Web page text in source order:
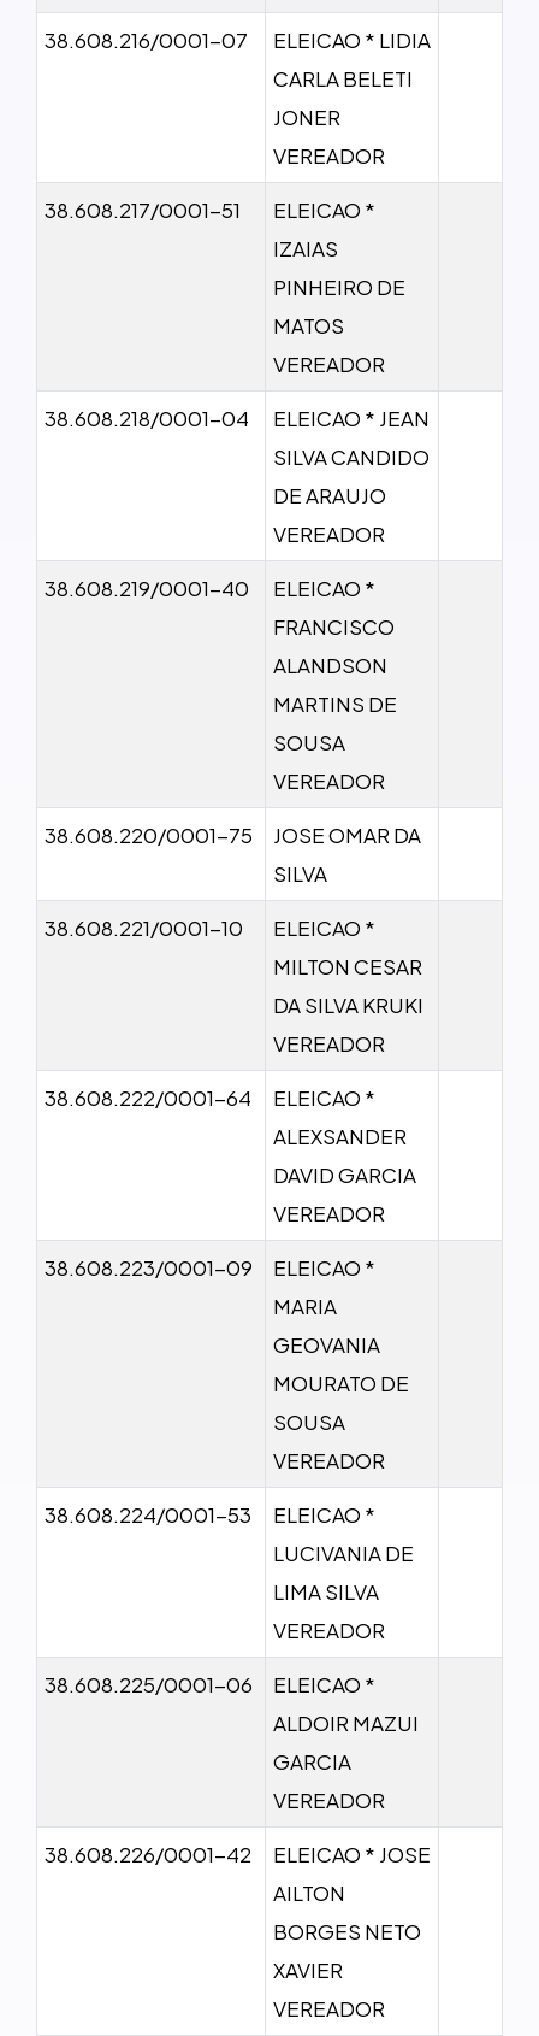
38.608.216/0001-07
ELEICAO * LIDIA
CARLA BELETI
JONER
VEREADOR
38.608.217/0001-51
ELEICAO *
IZAIAS
PINHEIRO DE
MATOS
VEREADOR
38.608.218/0001-04
ELEICAO * JEAN
SILVA CANDIDO
DE ARAUJO
VEREADOR
38.608.219/0001-40
ELEICAO *
FRANCISCO
ALANDSON
MARTINS DE
SOUSA
VEREADOR
38.608.220/0001-75
JOSE OMAR DA
SILVA
38.608.221/0001-10
ELEICAO *
MILTON CESAR
DA SILVA KRUKI
VEREADOR
38.608.222/0001-64
ELEICAO *
ALEXSANDER
DAVID GARCIA
VEREADOR
38.608.223/0001-09
ELEICAO *
MARIA
GEOVANIA
MOURATO DE
SOUSA
VEREADOR
38.608.224/0001-53
ELEICAO *
LUCIVANIA DE
LIMA SILVA
VEREADOR
38.608.225/0001-06
ELEICAO *
ALDOIR MAZUI
GARCIA
VEREADOR
38.608.226/0001-42
ELEICAO * JOSE
AILTON
BORGES NETO
XAVIER
VEREADOR